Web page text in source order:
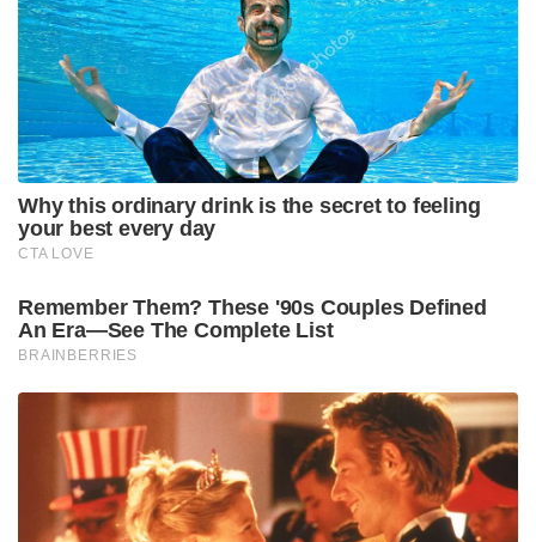
ഉയർന്നെങ്കിലും, പിണറായി വിജയന്റെ
പകരക്കാരനായി മറ്റൊരാളെ കാണാൻ പാർട്ടി
തയ്യാറായില്ല. പ്രതിപക്ഷ നേതാവായി പിണറായി
എത്തുമ്പോൾ കേരള രാഷ്ട്രീയത്തിലെ ഏറ്റവും വലിയ
പോരാട്ടങ്ങൾക്കാകും വരും ദിവസങ്ങളിൽ നിയമസഭ
സാക്ഷ്യം വഹിക്കുക.
Tags: pinarai vijayan